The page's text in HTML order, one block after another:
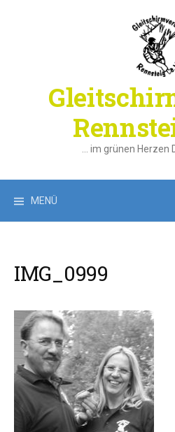
… im grünen Herzen
MENÜ
IMG_0999